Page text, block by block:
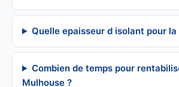
Quelle epaisseur d isolant pour la
Combien de temps pour
Mulhouse ?